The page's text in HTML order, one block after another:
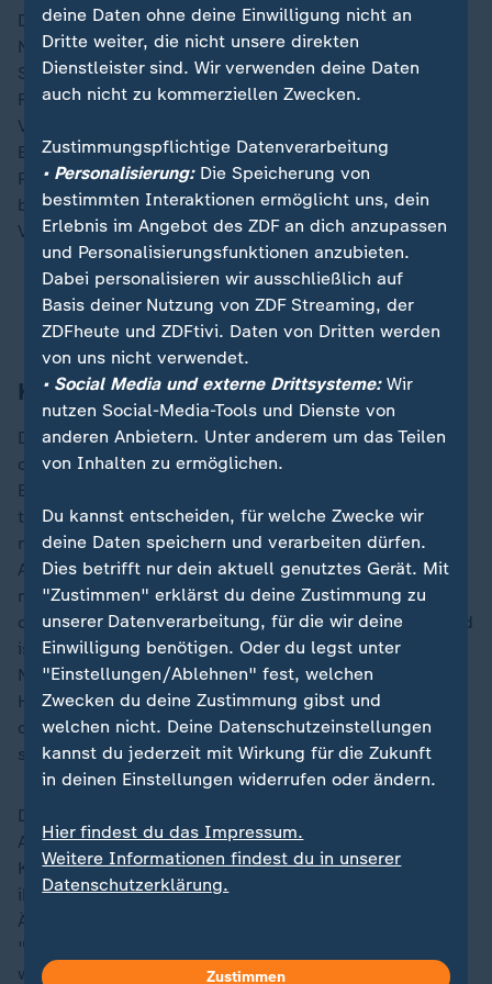
Dazu müssen aber alle Voraussetzungen stimmen:
Neben dem jetzt verkündeten Schließen der
Sicherheitslücken ist das auch ein reibungsloses
Funktionieren im Praxisalltag", sagte Sibylle Steiner,
Vorstandsmitglied der Kassenärztlichen
Bundesvereinigung. Die ePA dürfe die Abläufe in den
Praxen nicht ausbremsen. Auch müsse insbesondere
bei Kindern das Befüllen mit besonderer Sorgfalt und
Vorsicht geschehen, stets im Sinne des Kindeswohls.
ePA-Start: Was Sie jetzt wissen müssen
Elektronische Patientenakte: Vor- und Nachteile
Kassen weisen Ärzte-Kritik zurück
Die Hausärzte betonten, die ePA habe das Potenzial,
die Versorgung zu verbessern. Bislang seien die
Erfahrungen aber mäßig gut. Vieles funktioniere
technisch noch nicht. Auch informierten die Kassen
nicht ausreichend und überließen den Ärzten die
Arbeit. Das sei falsch. Ein fulminanter Start sei daher
nicht zu erwarten. "Vor diesem Hintergrund ist positiv,
dass die Befüllung zunächst einmal nicht verpflichtend
ist", betonten die Bundesvorsitzenden des Verbands,
Nicola Buhlinger-Göpfarth und Markus Beier. Ab
Herbst müsse dann alles tadellos laufen. "Hier haben
die Gematik und die Hersteller noch viel Arbeit vor
sich."
Die Kassen wiesen die Kritik der Ärzte zurück. Der
AOK-Bundesverband betonte auf Anfrage der
Katholischen Nachrichten-Agentur, dass die Kassen
ihre Arbeit gemacht hätten. Nun liege es an den
Ärzten, die Patientenakten auch sinnvoll zu befüllen.
"Enttäuschend ist, dass es für Ärztinnen und Ärzte
wieder einen Aufschub gibt und die Nutzung und
deine Daten ohne deine Einwilligung nicht an
Dritte weiter, die nicht unsere direkten
Dienstleister sind. Wir verwenden deine Daten
auch nicht zu kommerziellen Zwecken.
Zustimmungspflichtige Datenverarbeitung
• Personalisierung:Die Speicherung von
bestimmten Interaktionen ermöglicht uns, dein
Erlebnis im Angebot des ZDF an dich anzupassen
und Personalisierungsfunktionen anzubieten.
Dabei personalisieren wir ausschließlich auf
Basis deiner Nutzung von ZDF Streaming, der
ZDFheute und ZDFtivi. Daten von Dritten werden
von uns nicht verwendet.
• Social Media und externe Drittsysteme:Wir
nutzen Social-Media-Tools und Dienste von
anderen Anbietern. Unter anderem um das Teilen
von Inhalten zu ermöglichen.
Du kannst entscheiden, für welche Zwecke wir
deine Daten speichern und verarbeiten dürfen.
Dies betrifft nur dein aktuell genutztes Gerät. Mit
"Zustimmen" erklärst du deine Zustimmung zu
unserer Datenverarbeitung, für die wir deine
Einwilligung benötigen. Oder du legst unter
"Einstellungen/Ablehnen" fest, welchen
Zwecken du deine Zustimmung gibst und
welchen nicht. Deine Datenschutzeinstellungen
kannst du jederzeit mit Wirkung für die Zukunft
in deinen Einstellungen widerrufen oder ändern.
Hier findest du das Impressum.
Weitere Informationen findest du in unserer
Datenschutzerklärung.
Zustimmen